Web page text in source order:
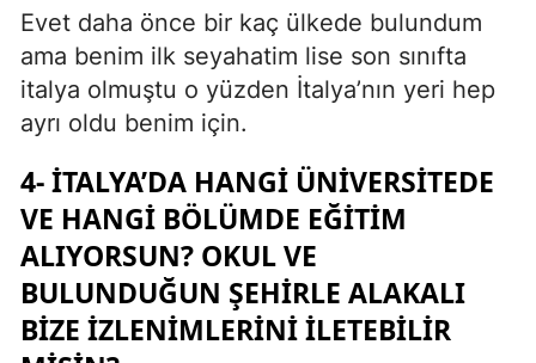
Evet daha önce bir kaç ülkede bulundum
ama benim ilk seyahatim lise son sınıfta
italya olmuştu o yüzden İtalya’nın yeri hep
ayrı oldu benim için.
4- İTALYA’DA HANGI ÜNIVERSITEDE
VE HANGI BÖLÜMDE EĞITIM
ALIYORSUN? OKUL VE
BULUNDUĞUN ŞEHIRLE ALAKALI
BIZE IZLENIMLERINI ILETEBILIR